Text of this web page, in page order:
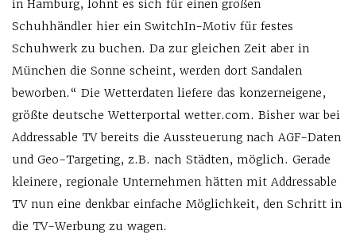
in Hamburg, lohnt es sich für einen großen
Schuhhändler hier ein SwitchIn-Motiv für festes
Schuhwerk zu buchen. Da zur gleichen Zeit aber in
München die Sonne scheint, werden dort Sandalen
beworben.“ Die Wetterdaten liefere das konzerneigene,
größte deutsche Wetterportal wetter.com. Bisher war bei
Addressable TV bereits die Aussteuerung nach AGF-Daten
und Geo-Targeting, z.B. nach Städten, möglich. Gerade
kleinere, regionale Unternehmen hätten mit Addressable
TV nun eine denkbar einfache Möglichkeit, den Schritt in
die TV-Werbung zu wagen.